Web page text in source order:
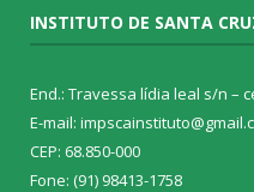
INSTITUTO DE SANTA
End.: Travessa lídia leal s/n –
E-mail:
CEP: 68.850-000
Fone: (91) 98413-1758